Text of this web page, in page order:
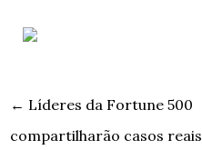
← Líderes da Fortune 500
compartilharão casos reais